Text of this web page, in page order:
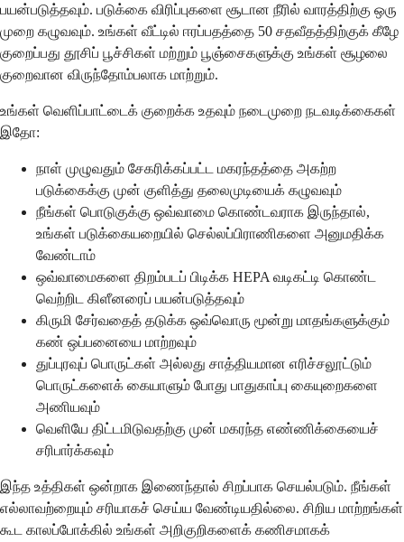
பயன்படுத்தவும். படுக்கை விரிப்புகளை சூடான நீரில் வாரத்திற்கு ஒரு
முறை கழுவவும். உங்கள் வீட்டில் ஈரப்பதத்தை 50 சதவீதத்திற்குக் கீழே
குறைப்பது தூசிப் பூச்சிகள் மற்றும் பூஞ்சைகளுக்கு உங்கள் சூழலை
குறைவான விருந்தோம்பலாக மாற்றும்.
உங்கள் வெளிப்பாட்டைக் குறைக்க உதவும் நடைமுறை நடவடிக்கைகள்
இதோ:
நாள் முழுவதும் சேகரிக்கப்பட்ட மகரந்தத்தை அகற்ற
படுக்கைக்கு முன் குளித்து தலைமுடியைக் கழுவவும்
நீங்கள் பொடுகுக்கு ஒவ்வாமை கொண்டவராக இருந்தால்,
உங்கள் படுக்கையறையில் செல்லப்பிராணிகளை அனுமதிக்க
வேண்டாம்
ஒவ்வாமைகளை திறம்படப் பிடிக்க HEPA வடிகட்டி கொண்ட
வெற்றிட கிளீனரைப் பயன்படுத்தவும்
கிருமி சேர்வதைத் தடுக்க ஒவ்வொரு மூன்று மாதங்களுக்கும்
கண் ஒப்பனையை மாற்றவும்
துப்புரவுப் பொருட்கள் அல்லது சாத்தியமான எரிச்சலூட்டும்
பொருட்களைக் கையாளும் போது பாதுகாப்பு கையுறைகளை
அணியவும்
வெளியே திட்டமிடுவதற்கு முன் மகரந்த எண்ணிக்கையைச்
சரிபார்க்கவும்
இந்த உத்திகள் ஒன்றாக இணைந்தால் சிறப்பாக செயல்படும். நீங்கள்
எல்லாவற்றையும் சரியாகச் செய்ய வேண்டியதில்லை. சிறிய மாற்றங்கள்
கூட காலப்போக்கில் உங்கள் அறிகுறிகளைக் கணிசமாகக்